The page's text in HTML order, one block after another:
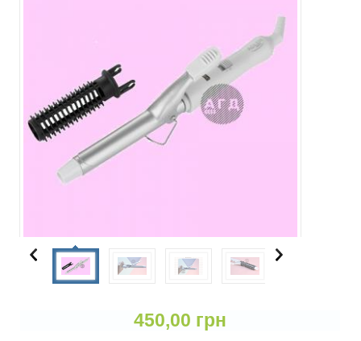
450,00 грн